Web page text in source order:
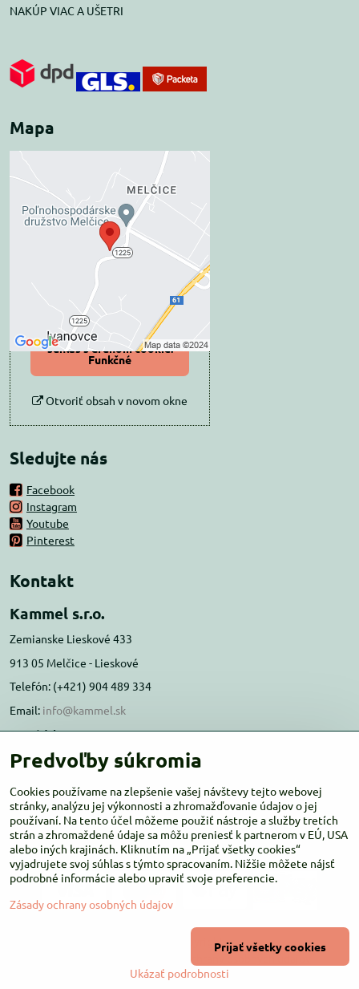
NAKÚP VIAC A UŠETRI
Mapa
Externý obsah je
blokovaný Voľbami
súkromia
Prajete si načítať externý obsah?
Povoliť tentokrát
Povoliť a zapamätať -
súhlas s druhom cookie:
Funkčné
Otvoriť obsah v novom okne
Sledujte nás
Facebook
Instagram
Youtube
Pinterest
Kontakt
Kammel s.r.o.
Zemianske Lieskové 433
913 05 Melčice - Lieskové
Telefón: (+421) 904 489 334
Email: info@kammel.sk
Prevádzka:
Administratívna budova PD Melčice
Otváracie hodiny:PO-ŠT 8:00 - 16:00
PIA-NE Zatvorené
Copyright
Zásady ochrany osobných údajov
Vytvorené pomocou:BiznisWeb.sk
Predvoľby súkromia
Cookies používame na zlepšenie vašej návštevy tejto webovej
stránky, analýzu jej výkonnosti a zhromažďovanie údajov o jej
používaní. Na tento účel môžeme použiť nástroje a služby tretích
strán a zhromaždené údaje sa môžu preniesť k partnerom v EÚ, USA
alebo iných krajinách. Kliknutím na „Prijať všetky cookies“
vyjadrujete svoj súhlas s týmto spracovaním. Nižšie môžete nájsť
podrobné informácie alebo upraviť svoje preferencie.
Zásady ochrany osobných údajov
Ukázať podrobnosti
Prijať všetky cookies